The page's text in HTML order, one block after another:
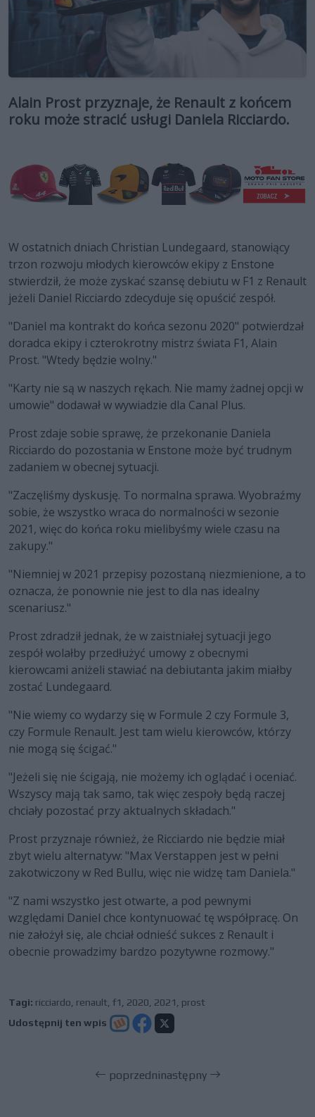
Alain Prost przyznaje, że Renault z końcem
roku może stracić usługi Daniela Ricciardo.
W ostatnich dniach Christian Lundegaard, stanowiący
trzon rozwoju młodych kierowców ekipy z Enstone
stwierdził, że może zyskać szansę debiutu w F1 z Renault
jeżeli Daniel Ricciardo zdecyduje się opuścić zespół.
"Daniel ma kontrakt do końca sezonu 2020" potwierdzał
doradca ekipy i czterokrotny mistrz świata F1, Alain
Prost. "Wtedy będzie wolny."
"Karty nie są w naszych rękach. Nie mamy żadnej opcji w
umowie" dodawał w wywiadzie dla Canal Plus.
Prost zdaje sobie sprawę, że przekonanie Daniela
Ricciardo do pozostania w Enstone może być trudnym
zadaniem w obecnej sytuacji.
"Zaczęliśmy dyskusję. To normalna sprawa. Wyobraźmy
sobie, że wszystko wraca do normalności w sezonie
2021, więc do końca roku mielibyśmy wiele czasu na
zakupy."
"Niemniej w 2021 przepisy pozostaną niezmienione, a to
oznacza, że ponownie nie jest to dla nas idealny
scenariusz."
Prost zdradził jednak, że w zaistniałej sytuacji jego
zespół wolałby przedłużyć umowy z obecnymi
kierowcami aniżeli stawiać na debiutanta jakim miałby
zostać Lundegaard.
"Nie wiemy co wydarzy się w Formule 2 czy Formule 3,
czy Formule Renault. Jest tam wielu kierowców, którzy
nie mogą się ścigać."
"Jeżeli się nie ścigają, nie możemy ich oglądać i oceniać.
Wszyscy mają tak samo, tak więc zespoły będą raczej
chciały pozostać przy aktualnych składach."
Prost przyznaje również, że Ricciardo nie będzie miał
zbyt wielu alternatyw: "Max Verstappen jest w pełni
zakotwiczony w Red Bullu, więc nie widzę tam Daniela."
"Z nami wszystko jest otwarte, a pod pewnymi
względami Daniel chce kontynuować tę współpracę. On
nie założył się, ale chciał odnieść sukces z Renault i
obecnie prowadzimy bardzo pozytywne rozmowy."
Tagi: ricciardo renault f1 2020 2021
prost
Udostępnij ten wpis
poprzedninastępny